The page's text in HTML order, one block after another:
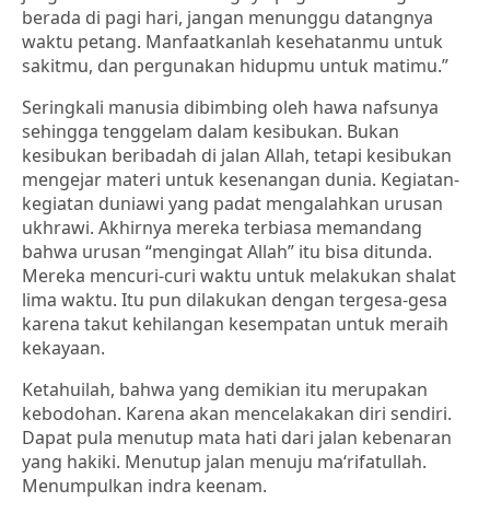
berada di pagi hari, jangan menunggu datangnya
waktu petang. Manfaatkanlah kesehatanmu untuk
sakitmu, dan pergunakan hidupmu untuk matimu.”
Seringkali manusia dibimbing oleh hawa nafsunya
sehingga tenggelam dalam kesibukan. Bukan
kesibukan beribadah di jalan Allah, tetapi kesibukan
mengejar materi untuk kesenangan dunia. Kegiatan-
kegiatan duniawi yang padat mengalahkan urusan
ukhrawi. Akhirnya mereka terbiasa memandang
bahwa urusan “mengingat Allah” itu bisa ditunda.
Mereka mencuri-curi waktu untuk melakukan shalat
lima waktu. Itu pun dilakukan dengan tergesa-gesa
karena takut kehilangan kesempatan untuk meraih
kekayaan.
Ketahuilah, bahwa yang demikian itu merupakan
kebodohan. Karena akan mencelakakan diri sendiri.
Dapat pula menutup mata hati dari jalan kebenaran
yang hakiki. Menutup jalan menuju ma‘rifatullah.
Menumpulkan indra keenam.